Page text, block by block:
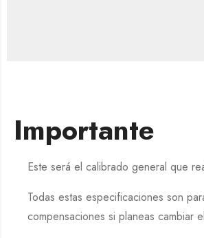
Importante
Este será el calibrado general que
Todas estas especificaciones son
compensaciones si planeas